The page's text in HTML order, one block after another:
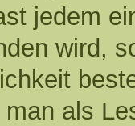
jedem
wird,
man als